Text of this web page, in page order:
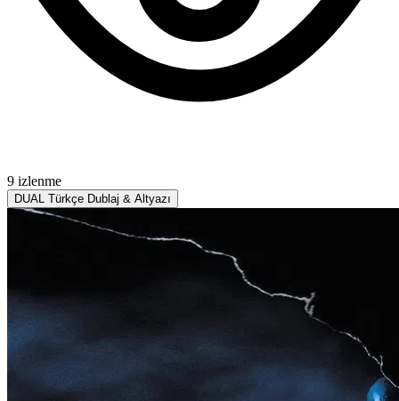
9 izlenme
DUAL Türkçe Dublaj & Altyazı